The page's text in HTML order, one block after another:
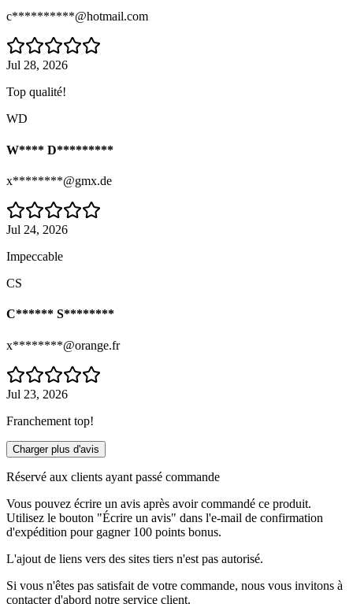
c**********@hotmail.com
Jul 28, 2026
Top qualité!
WD
W**** D*********
x********@gmx.de
Jul 24, 2026
Impeccable
CS
C****** S********
x********@orange.fr
Jul 23, 2026
Franchement top!
Charger plus d'avis
Réservé aux clients ayant passé commande
Vous pouvez écrire un avis après avoir commandé ce produit.
Utilisez le bouton "Écrire un avis" dans l'e-mail de confirmation
d'expédition pour gagner 100 points bonus.
L'ajout de liens vers des sites tiers n'est pas autorisé.
Si vous n'êtes pas satisfait de votre commande, nous vous invitons à
contacter d'abord notre service client.